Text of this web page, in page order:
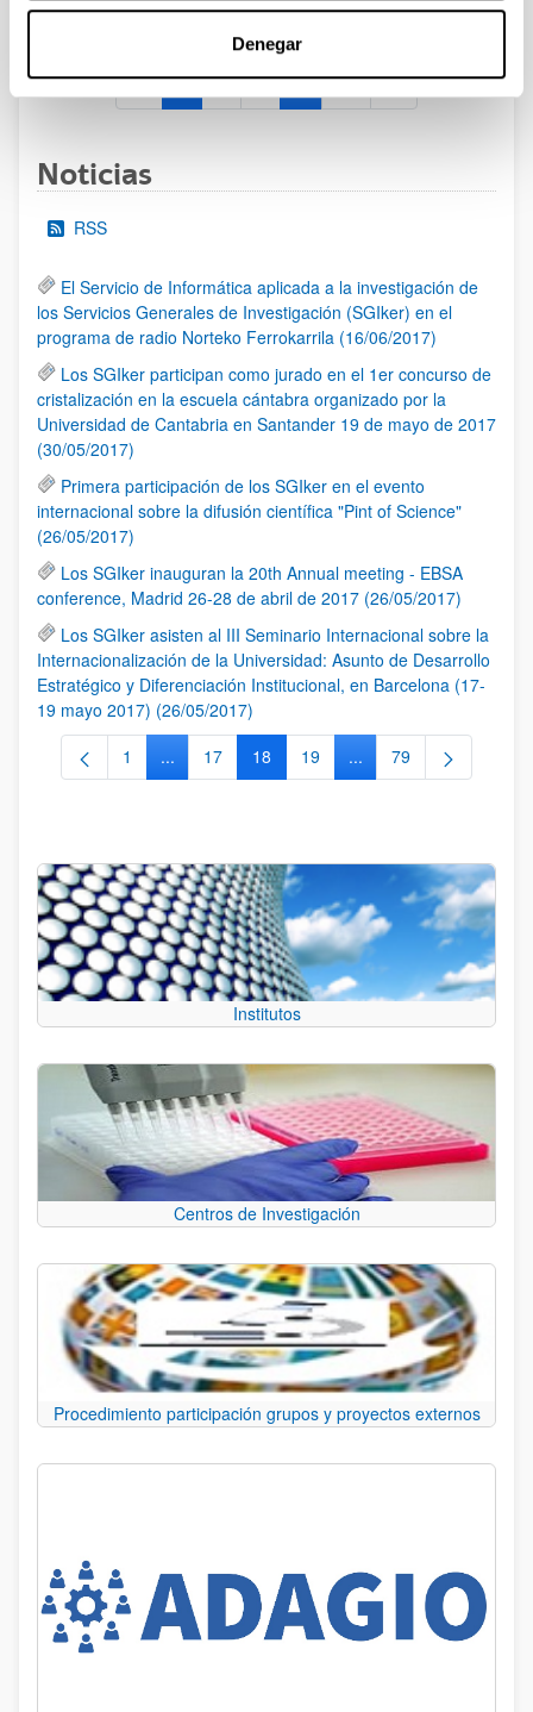
Denegar
al 30/07/2026 (ambos incluídos)
Página
1 Página
2 Página
3 ...Páginas intermedias Use TAB
Página
95
Noticias
RSS
El Servicio de Informática aplicada a la investigación de
los Servicios Generales de Investigación (SGIker) en el
programa de radio Norteko Ferrokarrila (16/06/2017)
Los SGIker participan como jurado en el 1er concurso de
cristalización en la escuela cántabra organizado por la
Universidad de Cantabria en Santander 19 de mayo de 2017
(30/05/2017)
Primera participación de los SGIker en el evento
internacional sobre la difusión científica "Pint of Science"
(26/05/2017)
Los SGIker inauguran la 20th Annual meeting - EBSA
conference, Madrid 26-28 de abril de 2017 (26/05/2017)
Los SGIker asisten al III Seminario Internacional sobre la
Internacionalización de la Universidad: Asunto de Desarrollo
Estratégico y Diferenciación Institucional, en Barcelona (17-
19 mayo 2017) (26/05/2017)
Página
1 ...Páginas intermedias Use TAB para desplazarse.
Página
17 Página
18 Página
19 ...Páginas intermedias
Página
79
Institutos
Centros de Investigación
Procedimiento participación grupos y proyectos externos